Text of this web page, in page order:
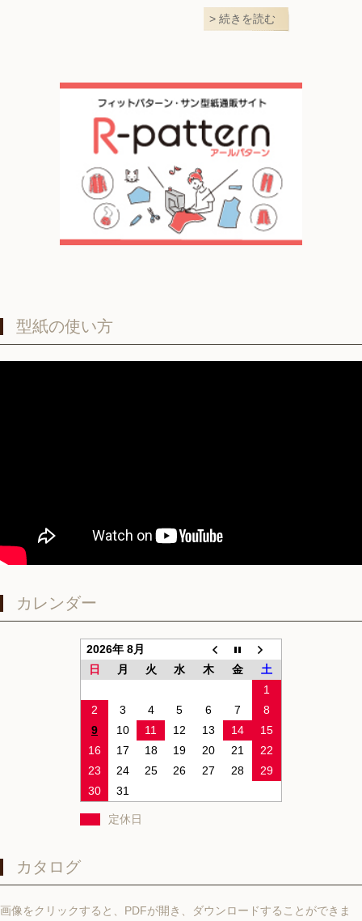
続きを読む
型紙の使い方
カレンダー
2026年 8月
日
月 火 水 木 金
土
1
2
3 4 5 6 7
8
9
10 11 12 13 14
15
16
17 18 19 20 21
22
23
24 25 26 27 28
29
30
31
定休日
カタログ
画像をクリックすると、PDFが開き、ダウンロードすることができま